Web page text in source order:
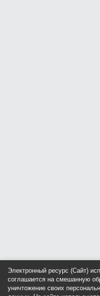
Электронный ресурс (Сайт)
соглашается на смешанную
уничтожение своих